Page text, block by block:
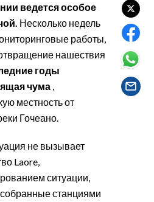
ведется особое
Несколько недель
работы,
нашествия
годы
чума
местность от
Гочеано.
не вызывает
Laore,
ситуации,
станциями